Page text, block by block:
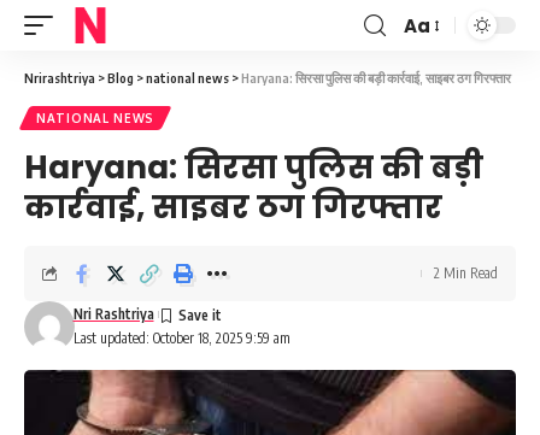
Font
Resizer
Aa
Nrirashtriya >Blog >national news >Haryana: सिरसा पुलिस की बड़ी कार्रवाई, साइबर ठग गिरफ्तार
NATIONAL NEWS
Haryana: सिरसा पुलिस की बड़ी
कार्रवाई, साइबर ठग गिरफ्तार
Last updated: October 18, 2025 9:59 am
Nri Rashtriya
2 Min Read